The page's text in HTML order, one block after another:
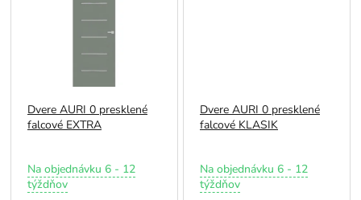
Dvere AURI 0 presklené
falcové EXTRA
Priemerné
hodnotenie
Na objednávku 6 - 12
týždňov
Dvere AURI 0 presklené
falcové KLASIK
Priemerné
hodnotenie
Na objednávku 6 - 12
týždňov